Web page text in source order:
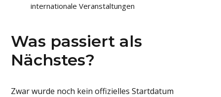
internationale Veranstaltungen
Was passiert als
Nächstes?
Zwar wurde noch kein offizielles Startdatum